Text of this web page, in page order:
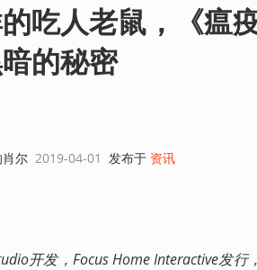
吃人老鼠，《瘟
的秘密
尔 2019-04-01 发布于 资讯
开发，Focus Home Interactive发